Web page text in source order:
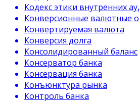
Кодекс этики внутренних
Конверсионные валютные
Конвертируемая валюта
Конверсия долга
Консолидированный баланс
Консерватор банка
Консервация банка
Конъюнктура рынка
Контроль банка